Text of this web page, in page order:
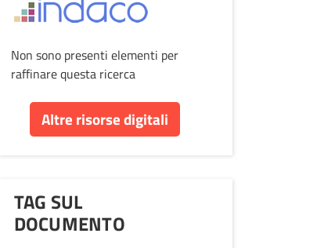
Non sono presenti elementi per
raffinare questa ricerca
Altre risorse digitali
TAG SUL
DOCUMENTO